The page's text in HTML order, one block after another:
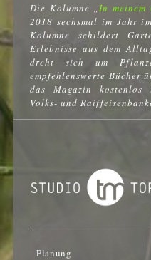
Die Kolumne „In meinem
2018 sechsmal im Jahr
Kolumne schildert
Erlebnisse aus dem
dreht sich um
empfehlenswerte Bücher
das Magazin kostenlos
Volks- und
Planung